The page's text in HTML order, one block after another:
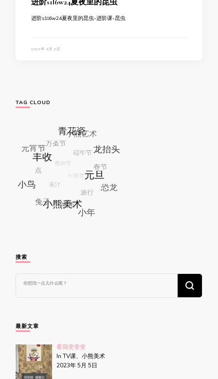
进阶s1l6w24夏夜里的昆虫
进阶s1l6w24夏夜里的昆虫-进阶课-昆虫
2022年 9月 2日
TAG CLOUD
搜索
么
吗?
最新文章
看我变变变
In TV课、小熊美术
2023年 5月 5日